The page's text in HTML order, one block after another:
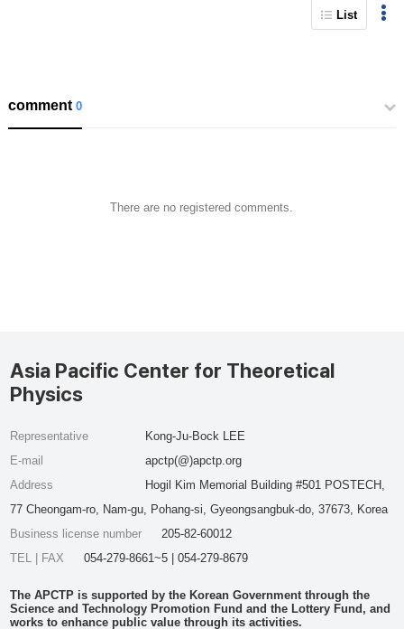
List
comment0
There are no registered comments.
Asia Pacific Center for Theoretical
Physics
Representative
Kong-Ju-Bock LEE
E-mail
apctp(@)apctp.org
Address
Hogil Kim Memorial Building #501 POSTECH,
77 Cheongam-ro, Nam-gu, Pohang-si, Gyeongsangbuk-do, 37673, Korea
Business license number
205-82-60012
TEL | FAX
054-279-8661~5 | 054-279-8679
The APCTP is supported by the Korean Government through the
Science and Technology Promotion Fund and the Lottery Fund, and
works to enhance public value through its activities.